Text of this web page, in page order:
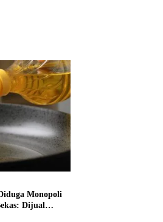
Monopoli
Dijual